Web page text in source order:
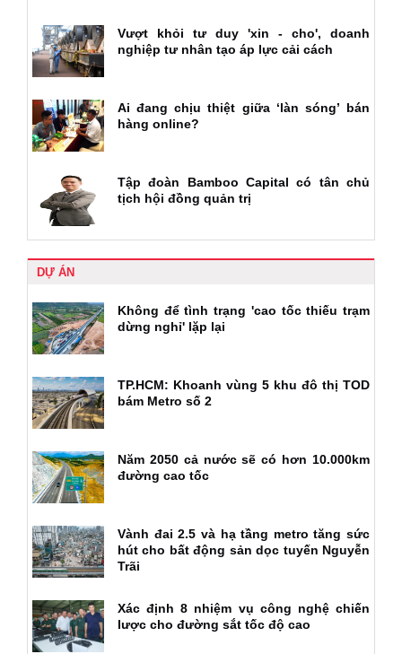
Vượt khỏi tư duy 'xin - cho', doanh
nghiệp tư nhân tạo áp lực cải cách
Ai đang chịu thiệt giữa ‘làn sóng’ bán
hàng online?
Tập đoàn Bamboo Capital có tân chủ
tịch hội đồng quản trị
DỰ ÁN
Không để tình trạng 'cao tốc thiếu trạm
dừng nghỉ' lặp lại
TP.HCM: Khoanh vùng 5 khu đô thị TOD
bám Metro số 2
Năm 2050 cả nước sẽ có hơn 10.000km
đường cao tốc
Vành đai 2.5 và hạ tầng metro tăng sức
hút cho bất động sản dọc tuyến Nguyễn
Trãi
Xác định 8 nhiệm vụ công nghệ chiến
lược cho đường sắt tốc độ cao